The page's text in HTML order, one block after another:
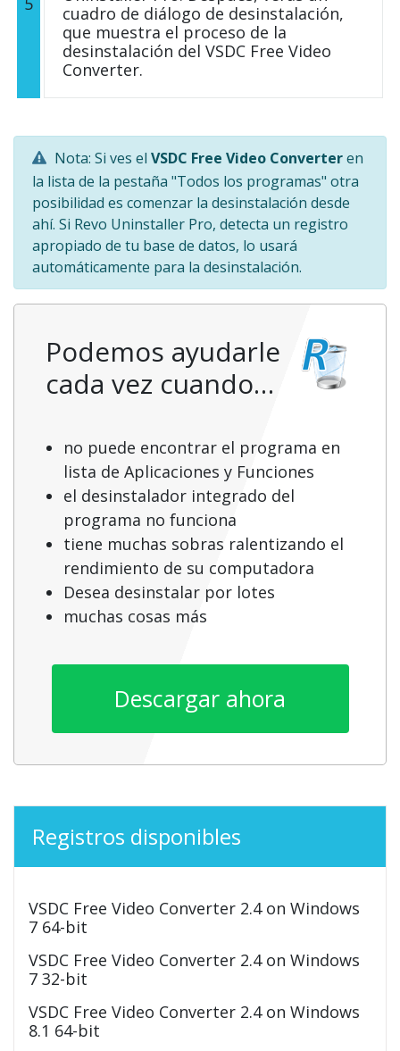
cuadro de diálogo de desinstalación,
que muestra el proceso de la
desinstalación del VSDC Free Video
Converter.
Nota: Si ves el VSDC Free Video Converteren
la lista de la pestaña "Todos los programas" otra
posibilidad es comenzar la desinstalación desde
ahí. Si Revo Uninstaller Pro, detecta un registro
apropiado de tu base de datos, lo usará
automáticamente para la desinstalación.
Podemos ayudarle
cada vez cuando…
no puede encontrar el programa en
lista de Aplicaciones y Funciones
el desinstalador integrado del
programa no funciona
tiene muchas sobras ralentizando el
rendimiento de su computadora
Desea desinstalar por lotes
muchas cosas más
Descargar ahora
Registros disponibles
VSDC Free Video Converter 2.4 on Windows
7 64-bit
VSDC Free Video Converter 2.4 on Windows
7 32-bit
VSDC Free Video Converter 2.4 on Windows
8.1 64-bit